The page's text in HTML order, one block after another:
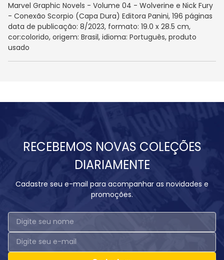
Marvel Graphic Novels - Volume 04 - Wolverine e Nick Fury
- Conexão Scorpio (Capa Dura) Editora Panini, 196 páginas
data de publicação: 8/2023, formato: 19.0 x 28.5 cm,
cor:colorido, origem: Brasil, idioma: Português, produto
usado
RECEBEMOS NOVAS COLEÇÕES
DIARIAMENTE
Cadastre seu e-mail para acompanhar as novidades e
promoções.